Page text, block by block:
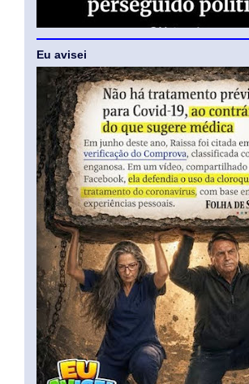
Eu avisei